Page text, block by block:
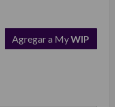
Agregar a MyWIP